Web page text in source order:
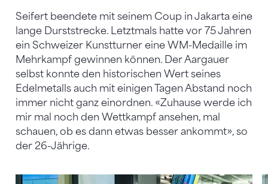
Seifert beendete mit seinem Coup in Jakarta eine
lange Durststrecke. Letztmals hatte vor 75 Jahren
ein Schweizer Kunstturner eine WM-Medaille im
Mehrkampf gewinnen können. Der Aargauer
selbst konnte den historischen Wert seines
Edelmetalls auch mit einigen Tagen Abstand noch
immer nicht ganz einordnen. «Zuhause werde ich
mir mal noch den Wettkampf ansehen, mal
schauen, ob es dann etwas besser ankommt», so
der 26-Jährige.